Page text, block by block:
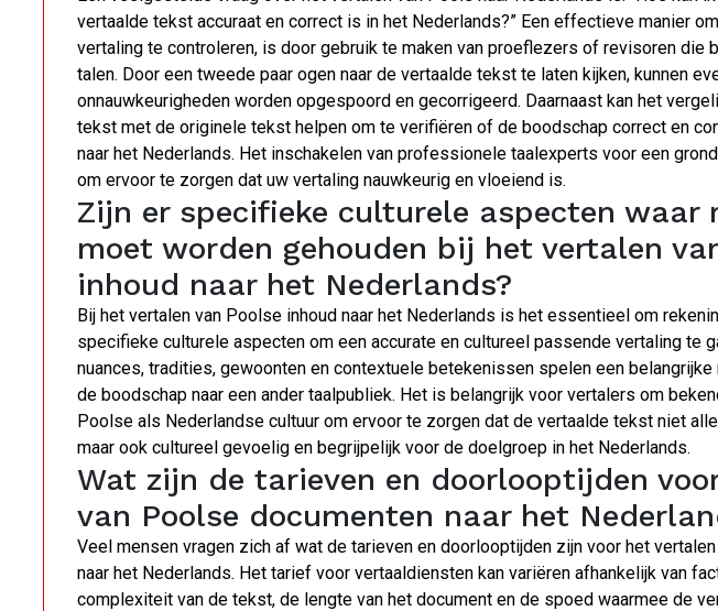
vertaalde tekst accuraat en correct is in het Nederlands?” Een effectieve manier
vertaling te controleren, is door gebruik te maken van proeflezers of revisoren die
talen. Door een tweede paar ogen naar de vertaalde tekst te laten kijken, kunnen
onnauwkeurigheden worden opgespoord en gecorrigeerd. Daarnaast kan het
tekst met de originele tekst helpen om te verifiëren of de boodschap correct en
naar het Nederlands. Het inschakelen van professionele taalexperts voor een
om ervoor te zorgen dat uw vertaling nauwkeurig en vloeiend is.
Zijn er specifieke culturele aspecten waar
moet worden gehouden bij het vertalen
inhoud naar het Nederlands?
Bij het vertalen van Poolse inhoud naar het Nederlands is het essentieel om
specifieke culturele aspecten om een accurate en cultureel passende vertaling te
nuances, tradities, gewoonten en contextuele betekenissen spelen een belangrijke
de boodschap naar een ander taalpubliek. Het is belangrijk voor vertalers om
Poolse als Nederlandse cultuur om ervoor te zorgen dat de vertaalde tekst niet
maar ook cultureel gevoelig en begrijpelijk voor de doelgroep in het Nederlands.
Wat zijn de tarieven en doorlooptijden
van Poolse documenten naar het
Veel mensen vragen zich af wat de tarieven en doorlooptijden zijn voor het
naar het Nederlands. Het tarief voor vertaaldiensten kan variëren afhankelijk van
complexiteit van de tekst, de lengte van het document en de spoed waarmee de